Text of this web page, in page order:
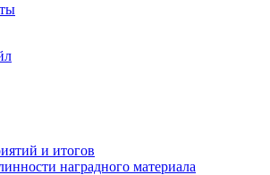
и итогов
наградного материала